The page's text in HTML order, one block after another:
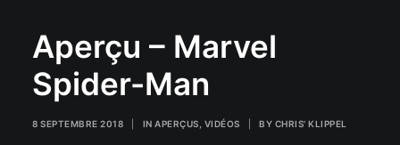
Aperçu – Marvel
Spider-Man
8 SEPTEMBRE 2018 IN APERÇUS VIDÉOS BY CHRIS' KLIPPEL